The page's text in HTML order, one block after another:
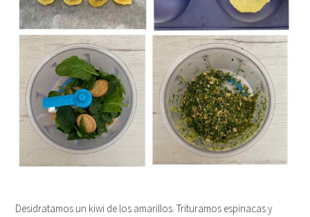
Desidratamos un kiwi de los amarillos. Trituramos espinacas y